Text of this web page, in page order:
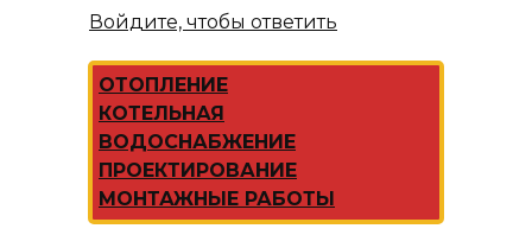
Войдите, чтобы ответить
ОТОПЛЕНИЕ
КОТЕЛЬНАЯ
ВОДОСНАБЖЕНИЕ
ПРОЕКТИРОВАНИЕ
МОНТАЖНЫЕ РАБОТЫ